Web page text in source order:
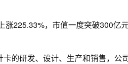
225.33%，市值一度突破300亿
的研发、设计、生产和销售，公